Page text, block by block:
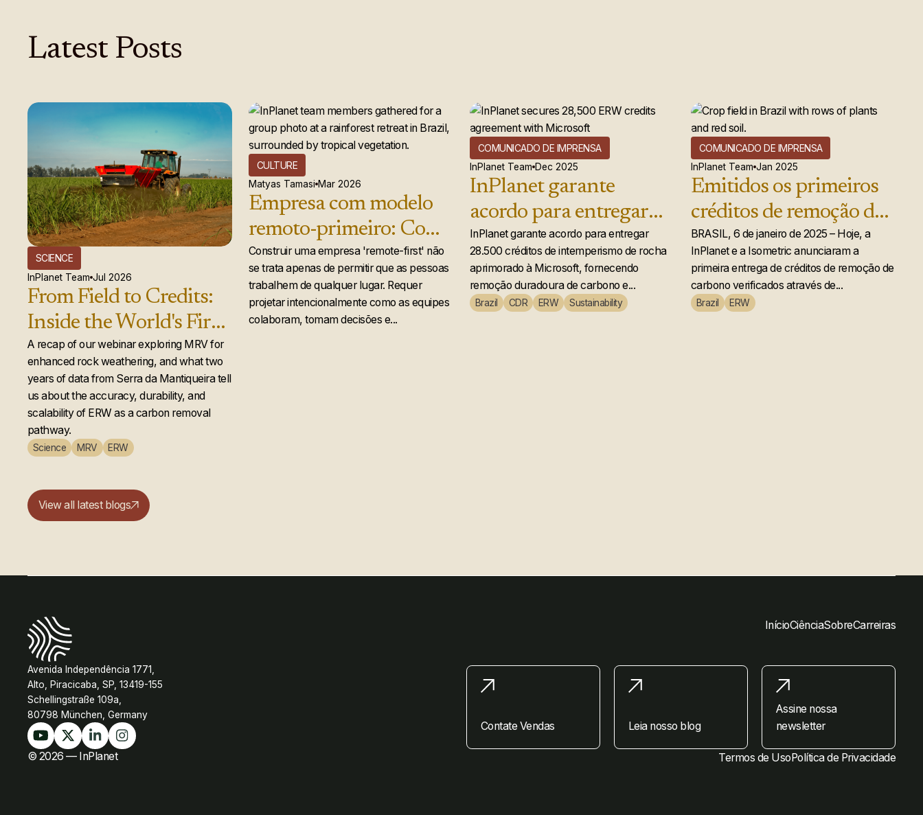
Latest Posts
SCIENCE
InPlanet Team Jul 2026
From Field to Credits:
Inside the World's First
Second-Year Enhanced
Rock Weathering
Credit Issuance
A recap of our webinar exploring MRV for
enhanced rock weathering, and what two
years of data from Serra da Mantiqueira tell
us about the accuracy, durability, and
scalability of ERW as a carbon removal
pathway.
Science MRV ERW
CULTURE
Matyas Tamasi Mar 2026
Empresa com modelo
remoto-primeiro: Como
a InPlanet projeta uma
equipe global que
realmente funciona
Construir uma empresa 'remote-first' não
se trata apenas de permitir que as pessoas
trabalhem de qualquer lugar. Requer
projetar intencionalmente como as equipes
colaboram, tomam decisões e...
COMUNICADO DE IMPRENSA
InPlanet Team Dec 2025
InPlanet garante
acordo para entregar
28.500 créditos de
intemperismo de
rochas acelerado à
Microsoft
InPlanet garante acordo para entregar
28.500 créditos de intemperismo de rocha
aprimorado à Microsoft, fornecendo
remoção duradoura de carbono e...
Brazil CDR ERW Sustainability
COMUNICADO DE IMPRENSA
InPlanet Team Jan 2025
Emitidos os primeiros
créditos de remoção de
carbono do mundo por
intemperismo de
rochas aprimorado
BRASIL, 6 de janeiro de 2025 – Hoje, a
InPlanet e a Isometric anunciaram a
primeira entrega de créditos de remoção de
carbono verificados através de...
Brazil ERW
View all latest blogs
Avenida Independência 1771,
Alto, Piracicaba, SP, 13419-155
Schellingstraße 109a,
80798 München, Germany
InícioCiênciaSobreCarreiras
Contate Vendas Leia nosso blog
Assine nossa
newsletter
© 2026 — InPlanet Termos de UsoPolítica de Privacidade